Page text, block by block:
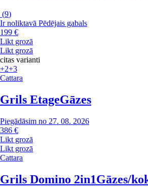
(9)
Ir noliktavā Pēdējais gabals
199 €
Likt grozā
Likt grozā
citas varianti
+2+3
Cattara
Grils EtageGāzes
Piegādāsim no 27. 08. 2026
386 €
Likt grozā
Likt grozā
Cattara
Grils Domino 2in1Gāzes/